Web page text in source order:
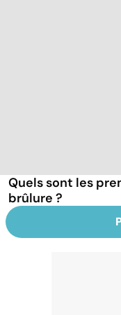
Quels sont les
brûlure ?